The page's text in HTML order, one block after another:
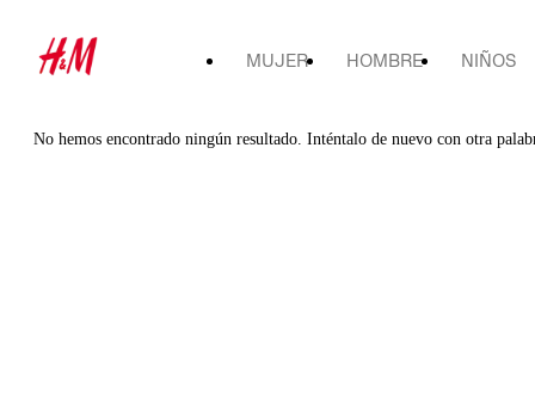
MUJER HOMBRE NIÑOS
No hemos encontrado ningún resultado. Inténtalo de nuevo con otra